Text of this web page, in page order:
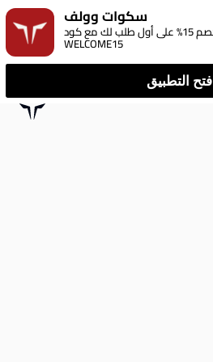
سكوات وولف
نزل تطبيقنا وخصم 15% على أول طلب لك مع كود:
WELCOME15
افتح التطبيق